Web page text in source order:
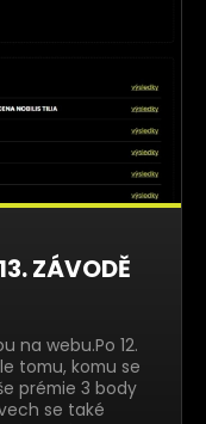
ZÁVODĚ
na webu.Po 12.
tomu, komu se
prémie 3 body
se také